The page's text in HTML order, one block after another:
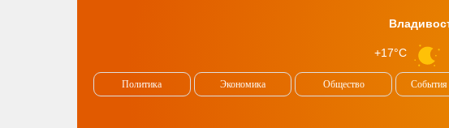
+17°C
Политика Экономика Общество